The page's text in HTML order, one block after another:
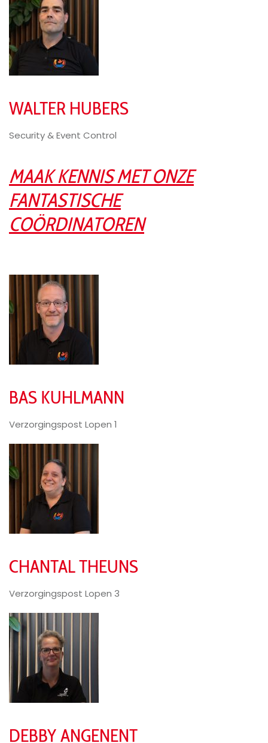
WALTER HUBERS
Security & Event Control
MAAK KENNIS MET ONZE
FANTASTISCHE
COÖRDINATOREN
BAS KUHLMANN
Verzorgingspost Lopen 1
CHANTAL THEUNS
Verzorgingspost Lopen 3
DEBBY ANGENENT